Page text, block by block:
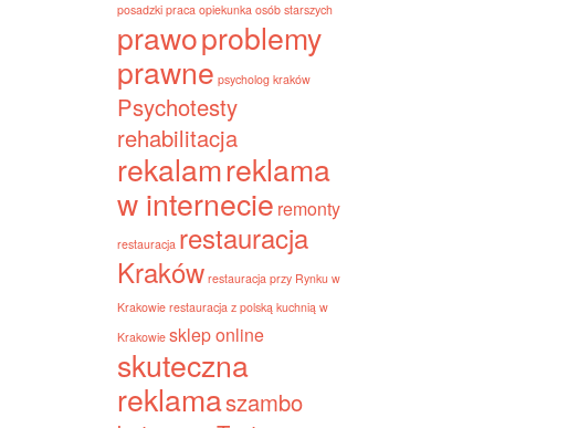
posadzki praca opiekunka osób starszych
prawoproblemy
prawne psycholog kraków
Psychotesty
rehabilitacja
rekalamreklama
w internecie remonty
restauracja restauracja
Kraków restauracja przy Rynku w
Krakowie restauracja z polską kuchnią w
Krakowie sklep online
skuteczna
reklamaszambo